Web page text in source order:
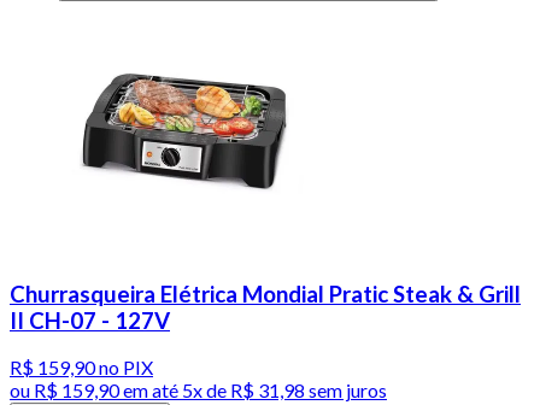
Churrasqueira Elétrica Mondial Pratic Steak & Grill
II CH-07 - 127V
R$ 159,90no PIX
ou R$ 159,90em até 5x de R$ 31,98 sem juros